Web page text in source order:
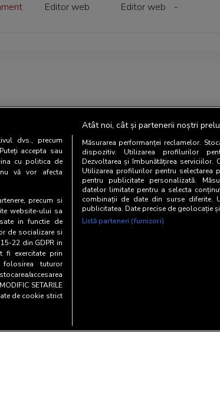
Editor web Editor web -
dvs., precum
accepta sau
cu politica de
vă vor afecta
precum si
website-ului sa
in functie de
de socializare si
22 din GDPR in
fi exercitate prin
folosirea tuturor
accesarea
SETARILE
de cookie strict
Atât noi, cât și partenerii noștri
Măsurarea performanței reclamelor.
dispozitiv. Utilizarea profilurilor
Dezvoltarea și îmbunătățirea
Utilizarea profilurilor pentru selectarea
pentru publicitate personalizată.
datelor limitate pentru a selecta
combinații de date din surse diferite.
publicitatea. Date precise de geolocație
Listă parteneri (furnizori)